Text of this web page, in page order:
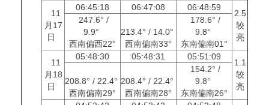
11
月17
日
06:45:18 06:47:08 06:48:59
2.5
较
亮
247.6° /
9.9°
西南偏西22°
213.4° / 14.0°
西南偏南33°
178.6° /
9.8°
东南偏南01°
11
月18
日
05:48:30 05:48:31 05:51:09
1.1
较
亮
208.8° / 22.4°
西南偏南29°
208.4° / 22.4°
西南偏南28°
154.2° /
9.8°
东南偏南26°